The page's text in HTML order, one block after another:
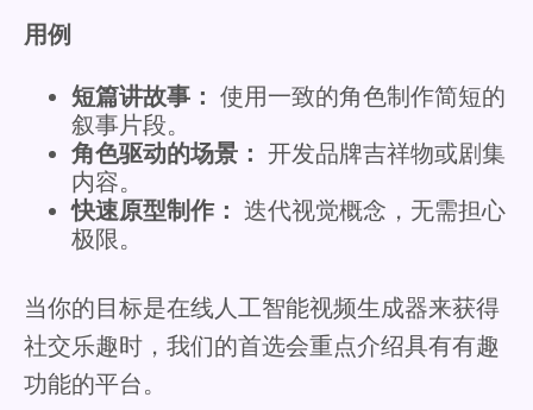
用例
短篇讲故事： 使用一致的角色制作简短的
叙事片段。
角色驱动的场景： 开发品牌吉祥物或剧集
内容。
快速原型制作： 迭代视觉概念，无需担心
极限。
当你的目标是在线人工智能视频生成器来获得
社交乐趣时，我们的首选会重点介绍具有有趣
功能的平台。